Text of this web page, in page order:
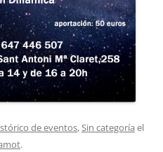
de eventos,Sin categoría el
.